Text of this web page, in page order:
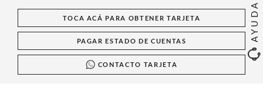
AYUDA
TOCA ACÁ PARA OBTENER TARJETA
PAGAR ESTADO DE CUENTAS
CONTACTO TARJETA